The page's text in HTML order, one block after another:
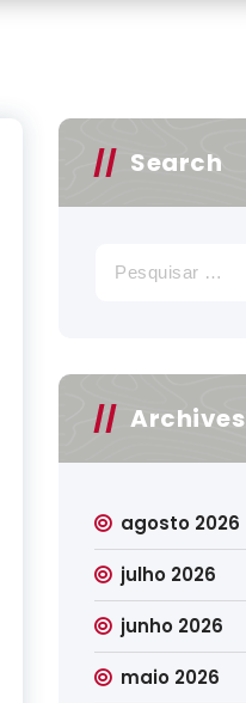
Search
por:
Archives
agosto 2026
julho 2026
junho 2026
maio 2026